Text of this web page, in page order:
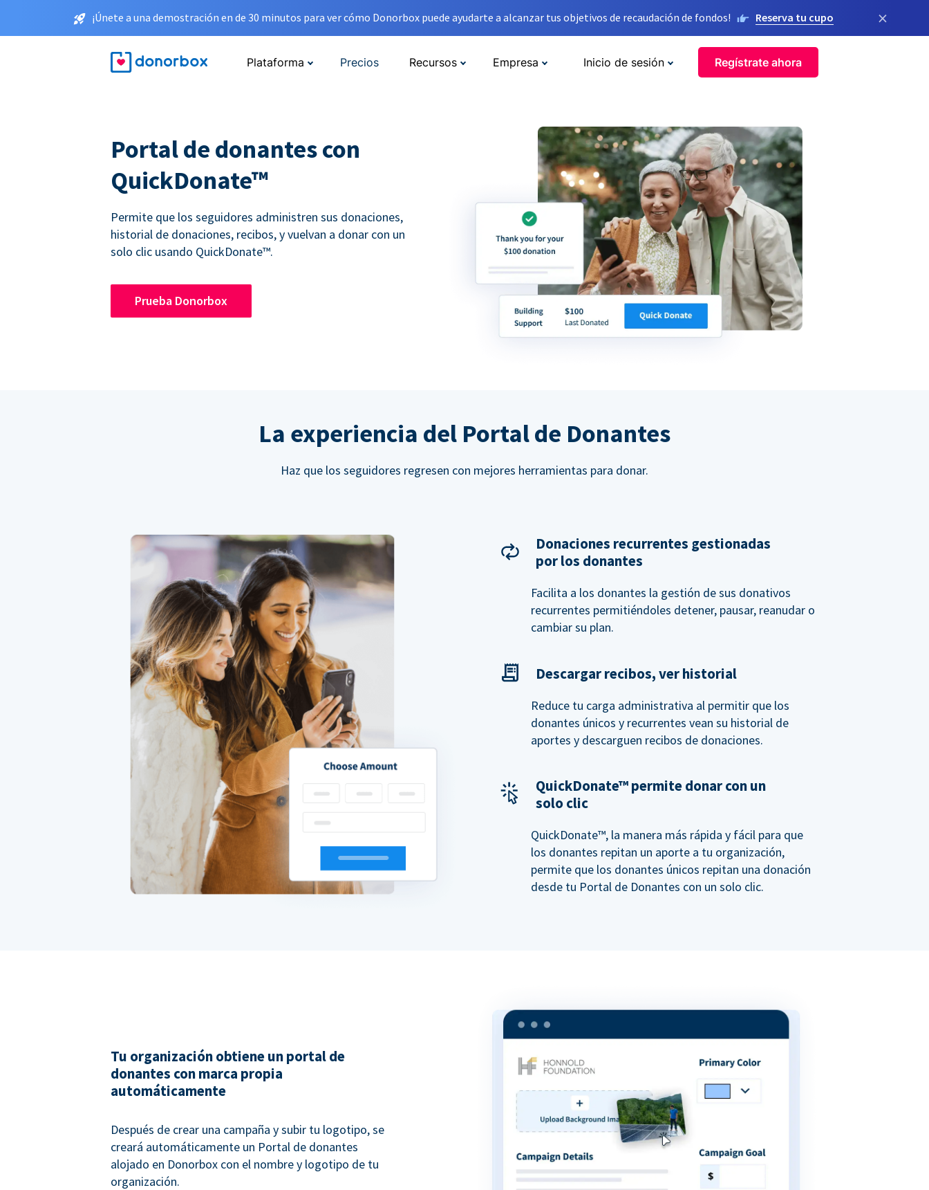
¡Únete a una demostración en de 30 minutos para ver cómo Donorbox puede ayudarte a alcanzar tus objetivos de recaudación de fondos! Reserva tu cupo ×
Plataforma Precios Recursos Empresa Inicio de sesión Regístrate ahora
Portal de donantes con
QuickDonate™
Permite que los seguidores administren sus donaciones,
historial de donaciones, recibos, y vuelvan a donar con un
solo clic usando QuickDonate™.
Prueba Donorbox
La experiencia del Portal de Donantes
Haz que los seguidores regresen con mejores herramientas para donar.
Donaciones recurrentes gestionadas
por los donantes
Facilita a los donantes la gestión de sus donativos
recurrentes permitiéndoles detener, pausar, reanudar o
cambiar su plan.
Descargar recibos, ver historial
Reduce tu carga administrativa al permitir que los
donantes únicos y recurrentes vean su historial de
aportes y descarguen recibos de donaciones.
QuickDonate™ permite donar con un
solo clic
QuickDonate™, la manera más rápida y fácil para que
los donantes repitan un aporte a tu organización,
permite que los donantes únicos repitan una donación
desde tu Portal de Donantes con un solo clic.
Tu organización obtiene un portal de
donantes con marca propia
automáticamente
Después de crear una campaña y subir tu logotipo, se
creará automáticamente un Portal de donantes
alojado en Donorbox con el nombre y logotipo de tu
organización.